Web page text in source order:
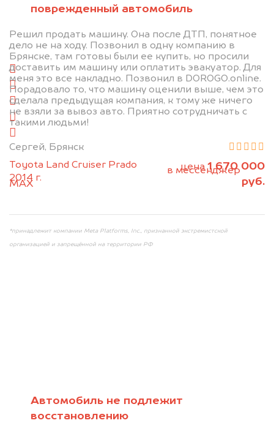
поврежденный автомобиль
Решил продать машину. Она после ДТП, понятное
дело не на ходу. Позвонил в одну компанию в
Брянске, там готовы были ее купить, но просили
доставить им машину или оплатить эвакуатор. Для
меня это все накладно. Позвонил в DOROGO.online.
Порадовало то, что машину оценили выше, чем это
сделала предыдущая компания, к тому же ничего
не взяли за вывоз авто. Приятно сотрудничать с
такими людьми!
Сергей, Брянск
Toyota Land Cruiser Prado
2014 г.
цена1 670 000
руб.
Автомобиль не подлежит
восстановлению
Отправьте фотографии автомобиля — через
1. Сфотографируйте машину:
спереди
сзади
слева
+79584983298 по WhatsApp*, в мессенджер
MAX
*принадлежит компании Meta Platforms, Inc., признанной экстремистской
организацией и запрещённой на территории РФ
БЕСПЛАТНО